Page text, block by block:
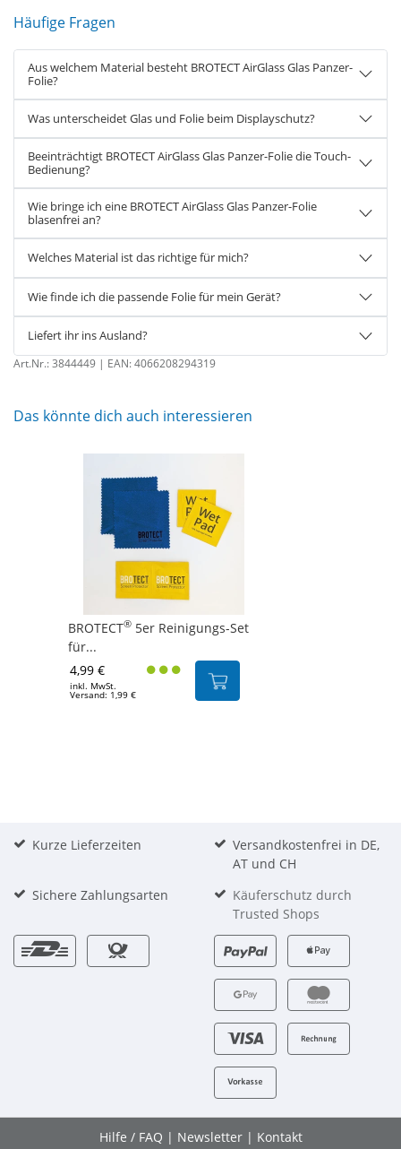
Häufige Fragen
Aus welchem Material besteht BROTECT AirGlass Glas Panzer-
Folie?
Was unterscheidet Glas und Folie beim Displayschutz?
Beeinträchtigt BROTECT AirGlass Glas Panzer-Folie die Touch-
Bedienung?
Wie bringe ich eine BROTECT AirGlass Glas Panzer-Folie
blasenfrei an?
Welches Material ist das richtige für mich?
Wie finde ich die passende Folie für mein Gerät?
Liefert ihr ins Ausland?
Art.Nr.:3844449 | EAN:4066208294319
Das könnte dich auch interessieren
BROTECT® 5er Reinigungs-Set
für...
4,99 €
inkl. MwSt.
Versand: 1,99 €
Kurze Lieferzeiten
Versandkostenfrei in DE,
AT und CH
Sichere Zahlungsarten
Käuferschutz durch
Trusted Shops
Hilfe / FAQ | Newsletter | Kontakt